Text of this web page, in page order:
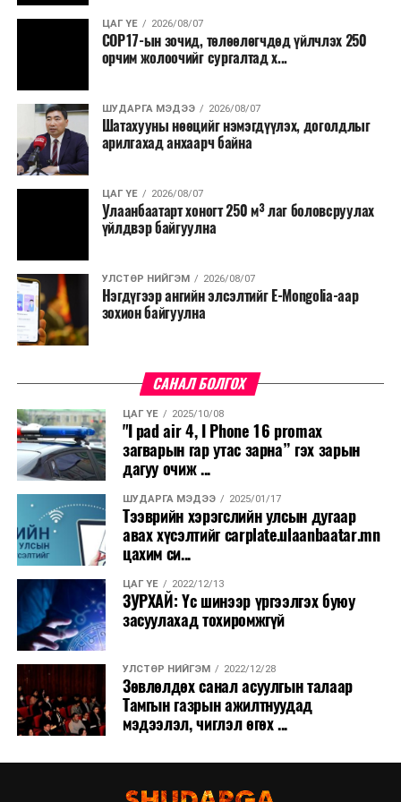
хөнгөвчлөх, шаардлага хангасан зөвшөөрлийн
хүсэлтийг түргэн шийдвэрлэх, шатахууны
нийлүүлэлтийн тогтвортой байдлыг хангахыг
ЦАГ ҮЕ 2026/08/07
COP17-ын зочид, төлөөлөгчдөд үйлчлэх 250
орчим жолоочийг сургалтад х...
ШУДАРГА МЭДЭЭ 2026/08/07
Шатахууны нөөцийг нэмэгдүүлэх, доголдлыг
арилгахад анхаарч байна
ЦАГ ҮЕ 2026/08/07
Улаанбаатарт хоногт 250 м³ лаг боловсруулах
үйлдвэр байгуулна
УЛСТӨР НИЙГЭМ 2026/08/07
Нэгдүгээр ангийн элсэлтийг E-Mongolia-аар
зохион байгуулна
САНАЛ БОЛГОХ
ЦАГ ҮЕ 2025/10/08
"I pad air 4, I Phone 16 promax
загварын гар утас зарна” гэх зарын
дагуу очиж ...
ШУДАРГА МЭДЭЭ 2025/01/17
Тээврийн хэрэгслийн улсын дугаар
авах хүсэлтийг carplate.ulaanbaatar.mn
цахим си...
ЦАГ ҮЕ 2022/12/13
ЗУРХАЙ: Үс шинээр үргээлгэх буюу
засуулахад тохиромжгүй
УЛСТӨР НИЙГЭМ 2022/12/28
Зөвлөлдөх санал асуулгын талаар
Тамгын газрын ажилтнуудад
мэдээлэл, чиглэл өгөх ...